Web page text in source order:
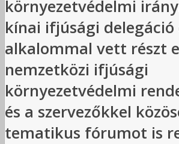
környezetvédelmi
kínai ifjúsági delegáció
alkalommal vett részt
nemzetközi ifjúsági
környezetvédelmi
és a szervezőkkel
tematikus fórumot is